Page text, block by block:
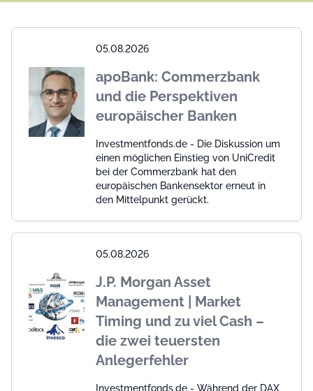
05.08.2026
apoBank: Commerzbank
und die Perspektiven
europäischer Banken
Investmentfonds.de - Die Diskussion um
einen möglichen Einstieg von UniCredit
bei der Commerzbank hat den
europäischen Bankensektor erneut in
den Mittelpunkt gerückt.
05.08.2026
J.P. Morgan Asset
Management | Market
Timing und zu viel Cash –
die zwei teuersten
Anlegerfehler
Investmentfonds.de - Während der DAX